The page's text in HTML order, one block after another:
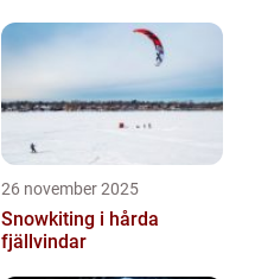
26 november 2025
Snowkiting i hårda
fjällvindar